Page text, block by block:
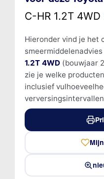
C-HR 1.2T 4WD
Hieronder vind je het
1.2T 4WD(bouwjaar
zie je welke
inclusief